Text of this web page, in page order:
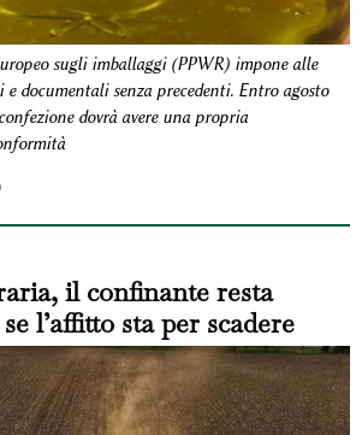
sugli imballaggi (PPWR) impone alle
documentali senza precedenti. Entro agosto
dovrà avere una propria
il confinante resta
l’affitto sta per scadere